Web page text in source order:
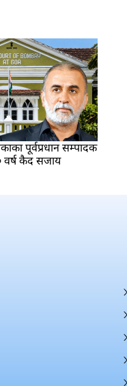
पूर्वप्रधान सम्पादक
कैद सजाय